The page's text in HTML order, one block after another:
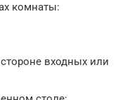
комнаты:
входных или